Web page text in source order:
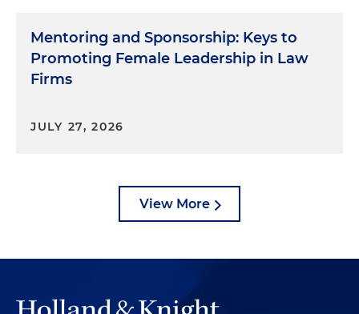
Mentoring and Sponsorship: Keys to
Promoting Female Leadership in Law
Firms
JULY 27, 2026
View More